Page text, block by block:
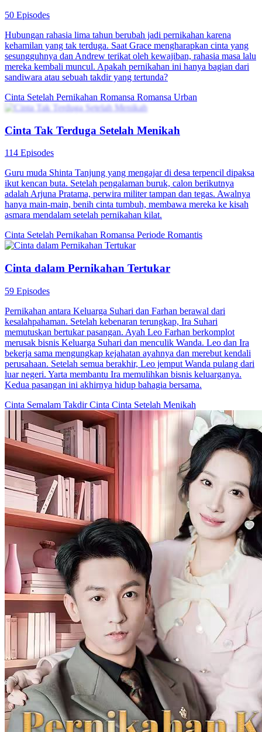
50 Episodes
Hubungan rahasia lima tahun berubah jadi pernikahan karena
kehamilan yang tak terduga. Saat Grace mengharapkan cinta yang
sesungguhnya dan Andrew terikat oleh kewajiban, rahasia masa lalu
mereka kembali muncul. Apakah pernikahan ini hanya bagian dari
sandiwara atau sebuah takdir yang tertunda?
Cinta Setelah Pernikahan Romansa Romansa Urban
Cinta Tak Terduga Setelah Menikah
114 Episodes
Guru muda Shinta Tanjung yang mengajar di desa terpencil dipaksa
ikut kencan buta. Setelah pengalaman buruk, calon berikutnya
adalah Arjuna Pratama, perwira militer tampan dan tegas. Awalnya
hanya main-main, benih cinta tumbuh, membawa mereka ke kisah
asmara mendalam setelah pernikahan kilat.
Cinta Setelah Pernikahan RomansaPeriode Romantis